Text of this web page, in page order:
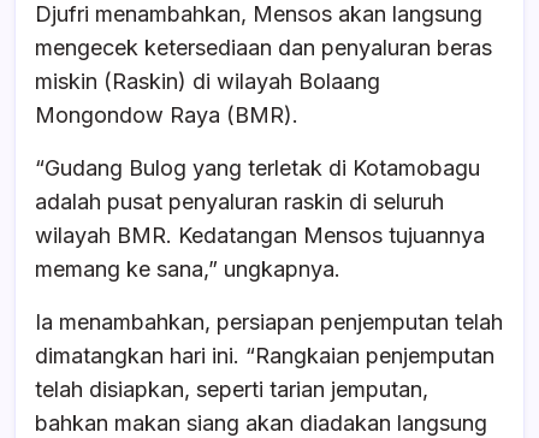
Djufri menambahkan, Mensos akan langsung
mengecek ketersediaan dan penyaluran beras
miskin (Raskin) di wilayah Bolaang
Mongondow Raya (BMR).
“Gudang Bulog yang terletak di Kotamobagu
adalah pusat penyaluran raskin di seluruh
wilayah BMR. Kedatangan Mensos tujuannya
memang ke sana,” ungkapnya.
Ia menambahkan, persiapan penjemputan telah
dimatangkan hari ini. “Rangkaian penjemputan
telah disiapkan, seperti tarian jemputan,
bahkan makan siang akan diadakan langsung